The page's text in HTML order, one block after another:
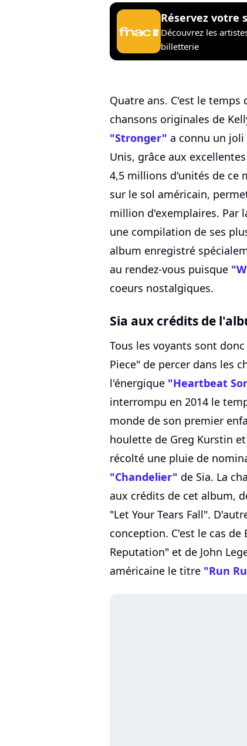
Réservez votre
Découvrez les
billetterie
Quatre ans. C'est le
chansons originales de
"Stronger" a connu un joli
Unis, grâce aux
4,5 millions d'unités de ce
sur le sol américain,
million d'exemplaires. Par
une compilation de ses
album enregistré
au rendez-vous puisque
coeurs nostalgiques.
Sia aux crédits de
Tous les voyants sont
Piece" de percer dans les
l'énergique "Heartbeat
interrompu en 2014 le
monde de son premier
houlette de Greg Kurstin
récolté une pluie de
"Chandelier" de Sia. La
aux crédits de cet album,
"Let Your Tears Fall".
conception. C'est le cas
Reputation" et de John
américaine le titre "Run